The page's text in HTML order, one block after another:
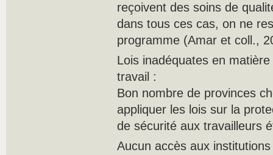
reçoivent des soins de
dans tous ces cas, on ne
programme (Amar et coll.,
Lois inadéquates en
travail :
Bon nombre de provinces
appliquer les lois sur la
de sécurité aux travailleurs
Aucun accès aux